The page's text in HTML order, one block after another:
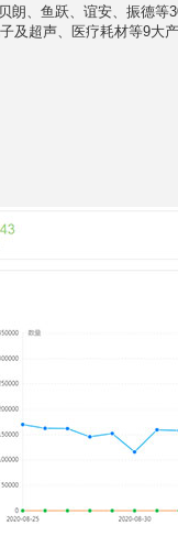
朗、鱼跃、谊安、振德
及超声、医疗耗材等9大